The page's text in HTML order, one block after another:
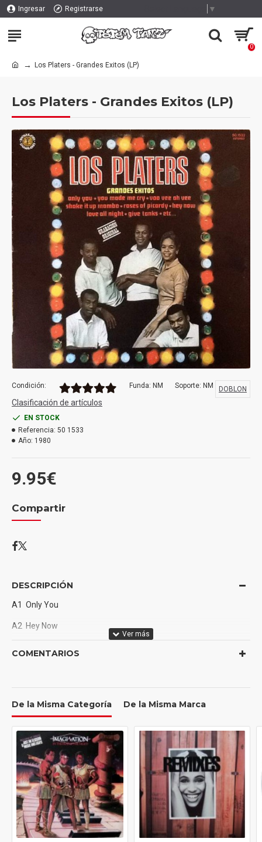
Ingresar Registrarse ▼
0
Los Platers - Grandes Exitos (LP)
Los Platers - Grandes Exitos (LP)
9.95€
Condición: Funda: NM Soporte: NM
Clasificación de artículos
EN STOCK
Referencia: 50 1533
Año: 1980
DOBLON
Compartir
DESCRIPCIÓN
A1 Only You
A2 Hey Now
A6 Tell The World
B1 Voo Vee Ah Vee
Give Thanks
B3 Shake It Up Mambo
B4 Maggie Doesn't Work Here Anymore
B5 I'll Cry When You're Gone
B6 Roses Of Picardy
COMENTARIOS
De la Misma Categoría De la Misma Marca